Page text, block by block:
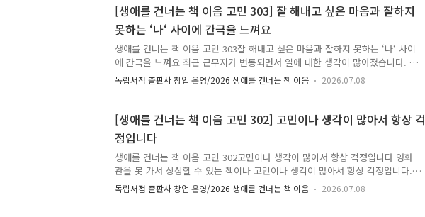
그 이유, 그리고 응원의 한마디를 댓글에 남겨주세요.🎁 여러분이 남겨주신 추천
은 비슷한 고민을 하는 또 다른 누군가에게 다정한 이정표가 되어줄 예정입니다.
책 추천이 달린 고민 가운데 80개를 선정해, 추천해주신 분의 이름(별명)으로 실
제 고민을 남긴 분에게 추천 도서를 선물해 드립니다.🕰️ 이 ..
[생애를 건너는 책 이음 고민 303] 잘 해내고 싶은 마음과 잘하지
못하는 ‘나‘ 사이에 간극을 느껴요
생애를 건너는 책 이음 고민 303잘 해내고 싶은 마음과 잘하지 못하는 ‘나‘ 사이
에 간극을 느껴요 최근 근무지가 변동되면서 일에 대한 생각이 많아졌습니다. 사
람과의 관계도 그렇고요. 잘 해내고 싶은 마음과 잘하지 못하는 ‘나‘ 사이에 간극
을 느끼는 것 같아요. ✉️ 시간을 먼저 지나온 누군가, 당신의 고민에 책으로 답
책과 그 이유, 그리고 응원의 한마디를 댓글에 남겨주세요.🎁 여러분이 남겨주신
추천은 비슷한 고민을 하는 또 다른 누군가에게 다정한 이정표가 되어줄 예정입
니다. 책 추천이 달린 고민 가운데 80개를 선정해, 추천해주신 분의 이름(별명)으
로 실제 고민을 남긴 분에게 추천 도서를 선물해 드립니다.?..
독립서점 출판사 창업 운영/2026 생애를 건너는 책 이음 2026.07.08
[생애를 건너는 책 이음 고민 302] 고민이나 생각이 많아서 항상 걱
정입니다
생애를 건너는 책 이음 고민 302고민이나 생각이 많아서 항상 걱정입니다 영화
관을 못 가서 상상할 수 있는 책이나 고민이나 생각이 많아서 항상 걱정입니다.
✉️ 시간을 먼저 지나온 누군가, 당신의 고민에 책으로 답합니다. 생애를 건너는
책 이음 : 시간을 건너 너에게 갈게.✍️ 고민에 어울리는 책과 그 이유, 그리고 응
독립서점 출판사 창업 운영/2026 생애를 건너는 책 이음 2026.07.08